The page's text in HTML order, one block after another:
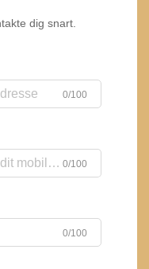
dig snart.
0/100
0/100
0/100